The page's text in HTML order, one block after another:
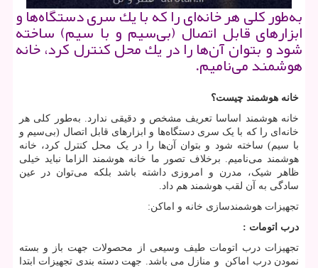
به‌طور كلی هر خانه‌ای را كه با یك سری دستگاه‌ها و
ابزارهای قابل اتصال (بی‌سیم و با سیم) ساخته
شود و بتوان آن‌ها را در یك محل كنترل كرد، خانه
هوشمند می‌نامیم.
خانه هوشمند چیست؟
خانه هوشمند اساسا تعریف مشخص و دقیقی ندارد. به‌طور کلی هر
خانه‌ای را که با یک سری دستگاه‌ها و ابزارهای قابل اتصال (بی‌سیم و
با سیم) ساخته شود و بتوان آن‌ها را در یک محل کنترل کرد، خانه
هوشمند می‌نامیم. برخلاف تصور ما خانه هوشمند الزاما نباید خیلی
ظاهر شیک، مدرن و امروزی داشته باشد بلکه می‌توان در عین
سادگی به آن لقب هوشمند هم داد.
تجهیزات هوشمندسازی خانه و اماکن:
درب اتومات :
تجهیزات درب اتومات طیف وسیعی از محصولات جهت باز و بسته
نمودن درب اماکن و منازل می باشد. جهت دسته بندی تجهیزات ابتدا